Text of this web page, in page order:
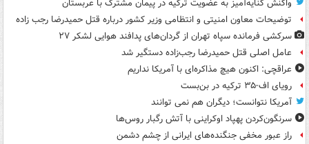
واکنش کنایه‌آمیز به عضویت ترکیه در پیمان مشترک با عربستان
توضیحات معاون امنیتی و انتظامی وزیر کشور درباره قتل حمیدرضا رجب زاده
سرکشی فرمانده سپاه تهران از گردان‌های پدافند هوایی لشکر ۲۷
عامل اصلی قتل حمیدرضا رجب‌زاده دستگیر شد
عراقچی: اکنون هیچ مذاکره‌ای با آمریکا نداریم
رویای اف-۳۵ ترکیه در بن‌بست
آمریکا نتوانست؛ دیگران هم نمی توانند
سرنگون‌کردن پهپاد اوکراینی با آتش رگبار روس‌ها
راز عبور مخفی جنگنده‌های ایرانی از چشم دشمن